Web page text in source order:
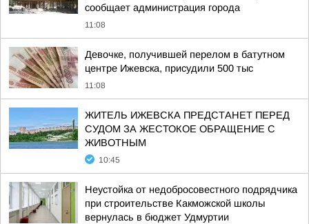
сообщает администрация города
11:08
Девочке, получившей перелом в батутном
центре Ижевска, присудили 500 тыс
11:08
ЖИТЕЛЬ ИЖЕВСКА ПРЕДСТАНЕТ ПЕРЕД
СУДОМ ЗА ЖЕСТОКОЕ ОБРАЩЕНИЕ С
ЖИВОТНЫМ
10:45
Неустойка от недобросовестного подрядчика
при строительстве Какможской школы
вернулась в бюджет Удмуртии